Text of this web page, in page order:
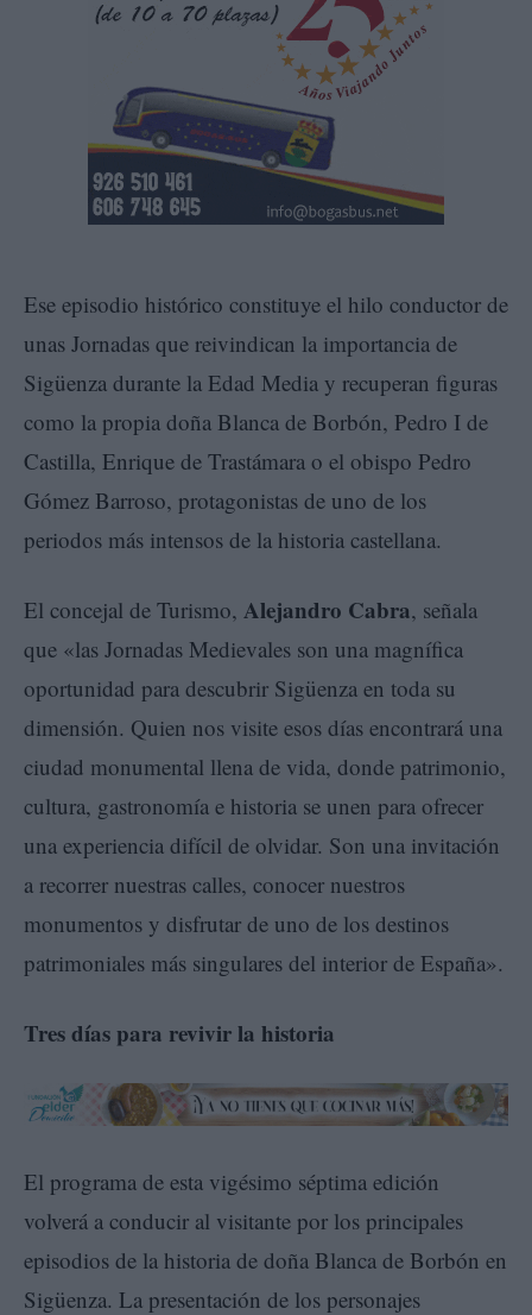
Ese episodio histórico constituye el hilo conductor de
unas Jornadas que reivindican la importancia de
Sigüenza durante la Edad Media y recuperan figuras
como la propia doña Blanca de Borbón, Pedro I de
Castilla, Enrique de Trastámara o el obispo Pedro
Gómez Barroso, protagonistas de uno de los
periodos más intensos de la historia castellana.
El concejal de Turismo, Alejandro Cabra, señala
que «las Jornadas Medievales son una magnífica
oportunidad para descubrir Sigüenza en toda su
dimensión. Quien nos visite esos días encontrará una
ciudad monumental llena de vida, donde patrimonio,
cultura, gastronomía e historia se unen para ofrecer
una experiencia difícil de olvidar. Son una invitación
a recorrer nuestras calles, conocer nuestros
monumentos y disfrutar de uno de los destinos
patrimoniales más singulares del interior de España».
Tres días para revivir la historia
El programa de esta vigésimo séptima edición
volverá a conducir al visitante por los principales
episodios de la historia de doña Blanca de Borbón en
Sigüenza. La presentación de los personajes